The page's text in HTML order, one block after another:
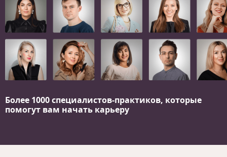
Более 1000 специалистов-практиков, которые
помогут вам начать карьеру